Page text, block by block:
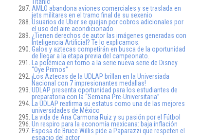
AMLO abandona aviones comerciales y se traslada en
jets militares en el tramo final de su sexenio
Usuarios de Uber se quejan por cobros adicionales por
el uso del aire acondicionado
¿Tienen derechos de autor las imágenes generadas con
Inteligencia Artificial? Te lo explicamos.
Galos y aztecas competirán en busca de la oportunidad
de llegar a la etapa previa del campeonato.
La polémica en torno a la serie nueva serie de Disney
“Oye Primos”
¡Los Aztecas de la UDLAP brillan en la Universiada
Nacional con 7 impresionantes medallas!
UDLAP presenta oportunidad para los estudiantes de
preparatoria con la “Semana Pre-Universitaria”
La UDLAP reafirma su estatus como una de las mejores
universidades de México
La vida de Ana Carmona Ruiz y su pasión por el Fútbol
Un respiro para la economía mexicana: baja inflación
Esposa de Bruce Willis pide a Paparazzi que respeten el
espacio del actor